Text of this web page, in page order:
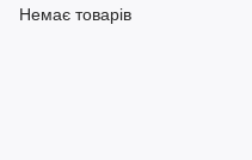
Немає товарів